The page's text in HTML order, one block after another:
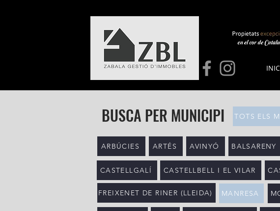
ARBÚCIES
BUSCA PER MUNICIPI
MANRESA
ARTÉS AVINYÓ
FREIXENET DE RINER (LLEIDA)
BALSARENY
CASTELLGALÍ CASTELLBELL I EL VILAR
TOTS ELS